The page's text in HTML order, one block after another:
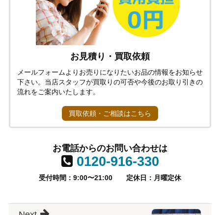
お見積り・買取依頼
メールフォームよりお売りになりたいお品の情報をお知らせ
下さい。当店スタッフが買取りの可否や今後のお取り引きの
流れをご案内いたします。
買取依頼・ご相談はこちら
お電話からのお問い合わせは
0120-916-330
受付時間：9:00〜21:00 定休日：月曜定休